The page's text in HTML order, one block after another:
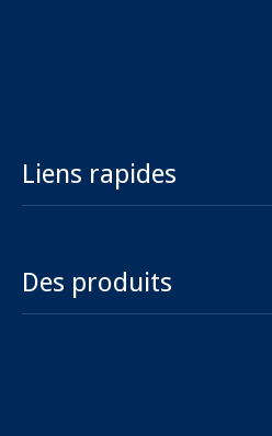
Liens rapides
Des produits